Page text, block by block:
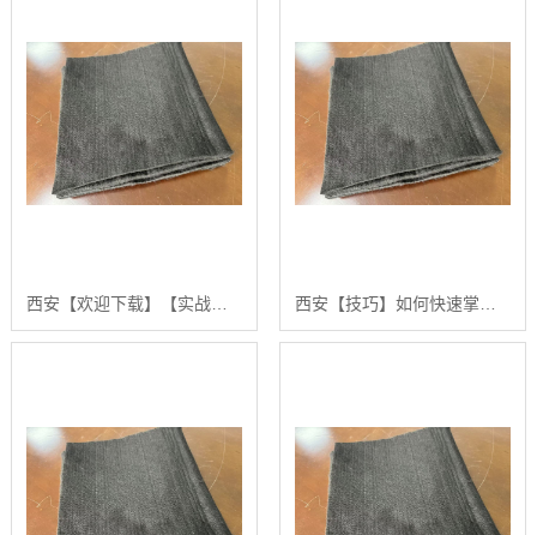
西安【欢迎下载】【实战指南】如何高效获取和筛选高质量“防火棉新闻”的权威信息【是什么?】